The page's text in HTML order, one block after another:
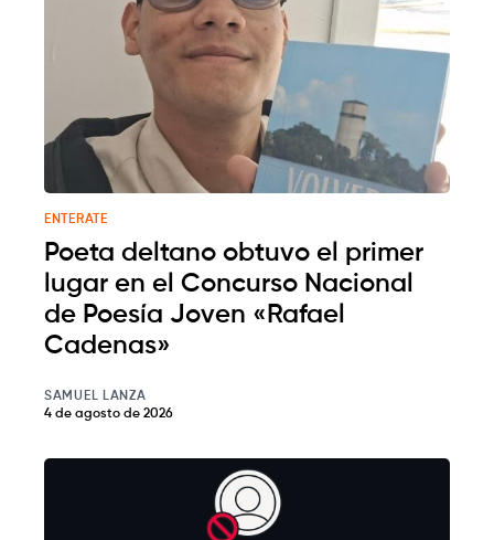
ENTERATE
Poeta deltano obtuvo el primer
lugar en el Concurso Nacional
de Poesía Joven «Rafael
Cadenas»
SAMUEL LANZA
4 de agosto de 2026